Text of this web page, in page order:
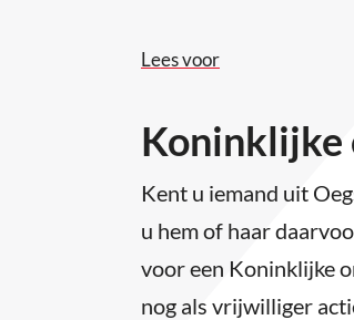
Lees voor
Koninklijke
Kent u iemand uit
u hem of haar
voor een Koninklijke
nog als vrijwilliger